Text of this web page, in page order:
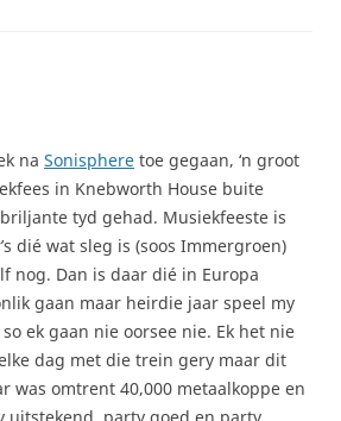
na Sonisphere toe gegaan, ‘n groot
in Knebworth House buite
briljante tyd gehad. Musiekfeeste is
dié wat sleg is (soos Immergroen)
nog. Dan is daar dié in Europa
gaan maar heirdie jaar speel my
ek gaan nie oorsee nie. Ek het nie
dag met die trein gery maar dit
was omtrent 40,000 metaalkoppe en